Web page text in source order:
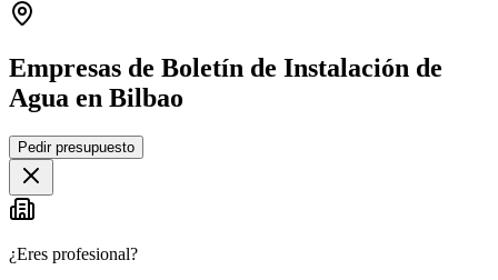
Empresas de Boletín de Instalación de
Agua en Bilbao
+
−
Pedir presupuesto
¿Eres profesional?